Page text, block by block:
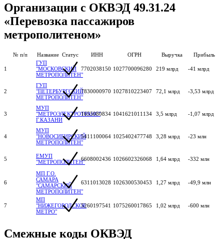
Организации с ОКВЭД 49.31.24
«Перевозка пассажиров
метрополитеном»
№ п/п Название Статус ИНН ОГРН Выручка Прибыль
1
ГУП
"МОСКОВСКИЙ
МЕТРОПОЛИТЕН"
7702038150 1027700096280 219 млрд -41 млрд
2
ГУП
"ПЕТЕРБУРГСКИЙ
МЕТРОПОЛИТЕН"
7830000970 1027810223407 72,1 млрд -3,53 млрд
3
МУП
"МЕТРОЭЛЕКТРОТРАНС"
Г.КАЗАНИ
1655080834 1041621011134 3,5 млрд -1,07 млрд
4
МУП
"НОВОСИБИРСКИЙ
МЕТРОПОЛИТЕН"
5411100064 1025402477748 3,28 млрд -23 млн
5
ЕМУП
"МЕТРОПОЛИТЕН"6608002436 1026602326068 1,64 млрд -332 млн
6
МП Г.О.
САМАРА
"САМАРСКИЙ
МЕТРОПОЛИТЕН"
6311013028 1026300530453 1,27 млрд -49,9 млн
7
МП
"НИЖЕГОРОДСКОЕ
МЕТРО"
5260197541 1075260017865 1,02 млрд -600 млн
Смежные коды ОКВЭД